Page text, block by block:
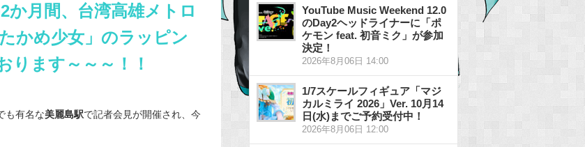
か月間、台湾高雄メトロ
かめ少女」のラッピン
ります～～～！！
も有名な美麗島駅で記者会見が開催され、今
YouTube Music Weekend 12.0
のDay2ヘッドライナーに「ポ
ケモン feat. 初音ミク」が参加
決定！
2026年8月06日 14:00
1/7スケールフィギュア「マジ
カルミライ 2026」Ver. 10月14
日(水)までご予約受付中！
2026年8月06日 12:00